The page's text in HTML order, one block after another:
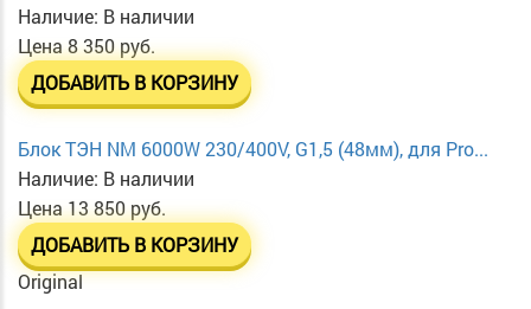
Наличие: В наличии
Цена8 350 руб.
ДОБАВИТЬ В КОРЗИНУ
Блок ТЭН NM 6000W 230/400V, G1,5 (48мм), для Pro...
Наличие: В наличии
Цена13 850 руб.
ДОБАВИТЬ В КОРЗИНУ
Original